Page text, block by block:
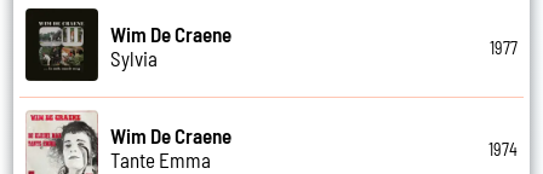
Wim De Craene
Sylvia
1977
Wim De Craene
Tante Emma
1974